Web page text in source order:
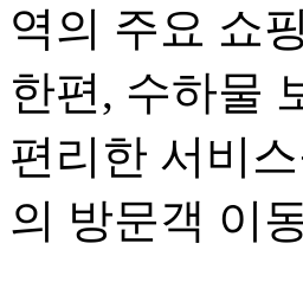
역의 주요 쇼
한편, 수하물
편리한 서비
의 방문객 이